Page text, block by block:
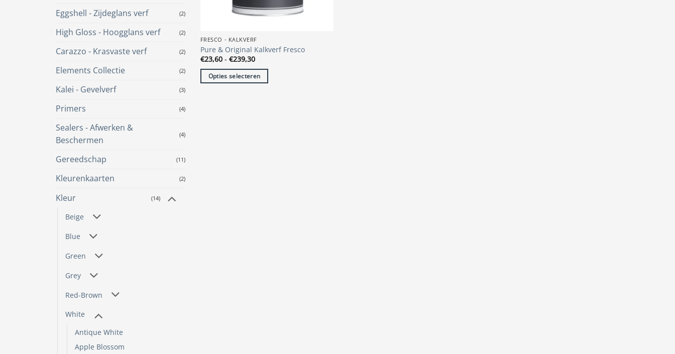
Eggshell - Zijdeglans verf (2)
High Gloss - Hoogglans verf (2)
Carazzo - Krasvaste verf (2)
Elements Collectie (2)
Kalei - Gevelverf (3)
Primers (4)
Sealers - Afwerken &
Beschermen
(4)
Gereedschap (11)
Kleurenkaarten (2)
Kleur (14)
Beige
Blue
Green
Grey
Red-Brown
White
Antique White
Apple Blossom
FRESCO - KALKVERF
Pure & Original Kalkverf Fresco
€23,60 - €239,30Prijsklasse:
tot
€239,30
Opties selecteren